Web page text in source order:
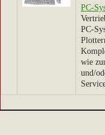
PC-
PC-
wie
und/